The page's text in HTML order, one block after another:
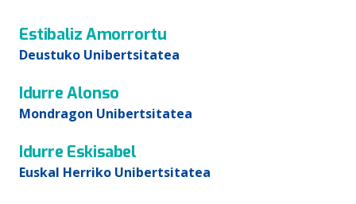
Estibaliz Amorrortu
Deustuko Unibertsitatea
Idurre Alonso
Mondragon Unibertsitatea
Idurre Eskisabel
Euskal Herriko Unibertsitatea